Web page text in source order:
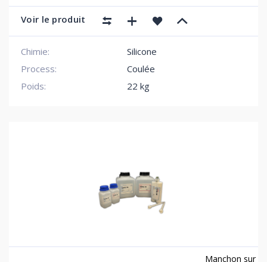
Voir le produit
Chimie:
Silicone
Process:
Coulée
Poids:
22 kg
Manchon sur